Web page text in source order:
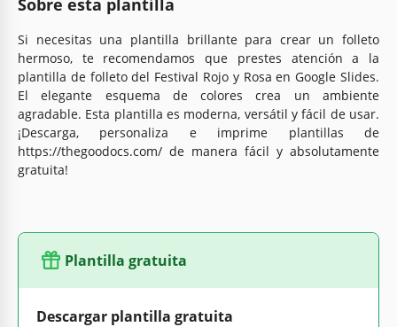
Si necesitas una plantilla brillante para crear un folleto
hermoso, te recomendamos que prestes atención a la
plantilla de folleto del Festival Rojo y Rosa en Google Slides.
El elegante esquema de colores crea un ambiente
agradable. Esta plantilla es moderna, versátil y fácil de usar.
¡Descarga, personaliza e imprime plantillas de
https://thegoodocs.com/ de manera fácil y absolutamente
gratuita!
Plantilla gratuita
Descargar plantilla gratuita